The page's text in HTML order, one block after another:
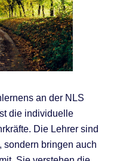
an der NLS
die individuelle
Die Lehrer sind
sondern bringen auch